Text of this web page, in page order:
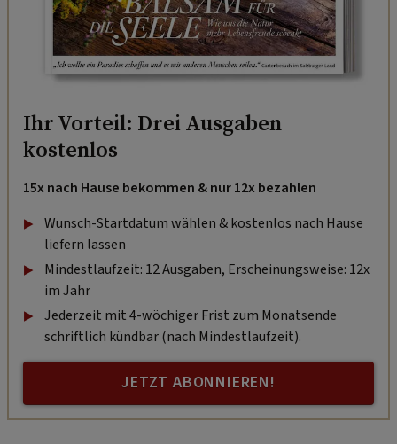
Ihr Vorteil: Drei Ausgaben
kostenlos
15x nach Hause bekommen & nur 12x bezahlen
Wunsch-Startdatum wählen & kostenlos nach Hause
liefern lassen
Mindestlaufzeit: 12 Ausgaben, Erscheinungsweise: 12x
im Jahr
Jederzeit mit 4-wöchiger Frist zum Monatsende
schriftlich kündbar (nach Mindestlaufzeit).
JETZT ABONNIEREN!